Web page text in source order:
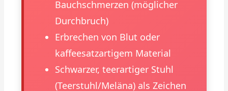
Bauchschmerzen (möglicher
Durchbruch)
Erbrechen von Blut oder
kaffeesatzartigem Material
Schwarzer, teerartiger Stuhl
(Teerstuhl/Meläna) als Zeichen